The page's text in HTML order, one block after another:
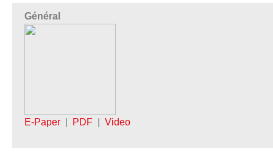
Général
E-Paper PDF Video